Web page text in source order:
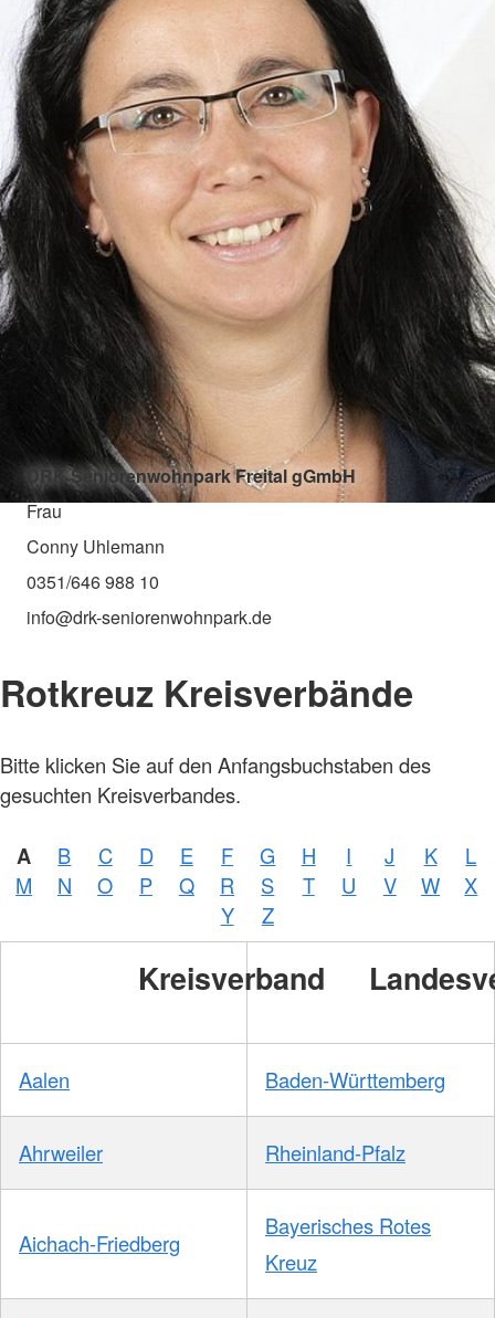
DRK Seniorenwohnpark Freital gGmbH
Frau
Conny Uhlemann
0351/646 988 10
info@drk-seniorenwohnpark.de
Rotkreuz Kreisverbände
Bitte klicken Sie auf den Anfangsbuchstaben des
gesuchten Kreisverbandes.
A B C D E F G H I J K
L
M
N O P Q R S T U V W
X
Y
Z
Kreisverband
Aalen Baden-Württemberg
Ahrweiler Rheinland-Pfalz
Aichach-Friedberg
Bayerisches Rotes
Kreuz